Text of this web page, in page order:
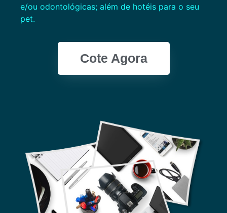
e/ou odontológicas; além de hotéis para o seu
pet.
Cote Agora